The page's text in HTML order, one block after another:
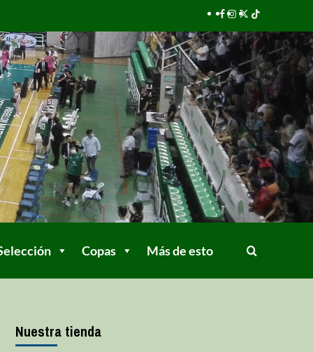
Copas Más de esto
Nuestra tienda